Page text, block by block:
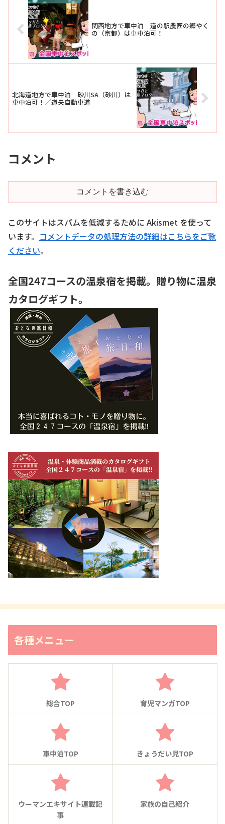
関西地方で車中泊 道の駅農匠の郷やく
の（京都）は車中泊可！
北海道地方で車中泊 砂川SA（砂川）は
車中泊可！／道央自動車道
コメント
コメントを書き込む
このサイトはスパムを低減するために Akismet を使って
います。 コメントデータの処理方法の詳細はこちらをご覧
ください。
全国247コースの温泉宿を掲載。贈り物に温泉
カタログギフト。
各種メニュー
総合TOP 育児マンガTOP
車中泊TOP きょうだい児TOP
ウーマンエキサイト連載記
事
家族の自己紹介